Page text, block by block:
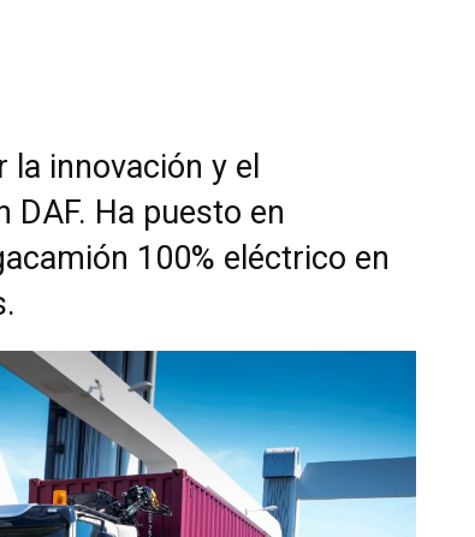
innovación y el
Ha puesto en
100% eléctrico en